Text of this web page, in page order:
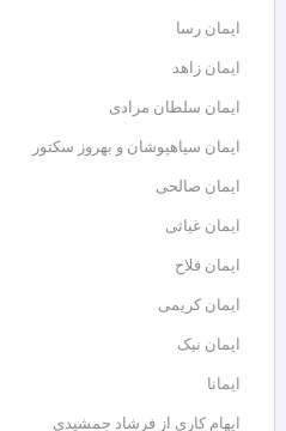
ایمان رسا
ایمان زاهد
ایمان سلطان مرادی
ایمان سیاهپوشان و بهروز سکتور
ایمان صالحی
ایمان غیاثی
ایمان فلاح
ایمان کریمی
ایمان نیک
ایمانا
ایهام کاری از فرشاد جمشیدی